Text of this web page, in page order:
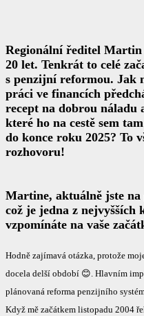
Regionální ředitel
20 let. Tenkrát to celé
s penzijní reformou. Jak
práci ve financích
recept na dobrou náladu
které ho na cestě sem
do konce roku 2025? To
rozhovoru!
Martine, aktuálně jste
což je jedna z nejvyšších
vzpomínáte na vaše
Hodně zajímavá otázka, protože
docela delší období 😊. Hlavním
plánovaná reforma penzijního
Když mě začátkem listopadu 2004